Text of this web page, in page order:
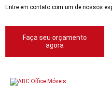
Entre em contato com um de nossos
Faça seu orçamento
agora